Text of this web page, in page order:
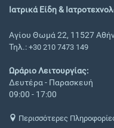
Ιατρικά Είδη &
Αγίου Θωμά 22, 11527
Τηλ.: +30 210 7473 149
Ωράριο Λειτουργίας:
Δευτέρα - Παρασκευή
09:00 - 17:00
Περισσότερες